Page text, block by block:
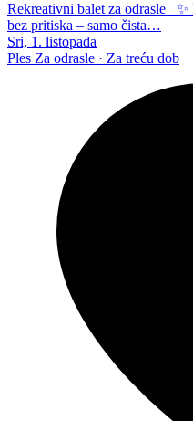
Rekreativni balet za odrasle ✨
bez pritiska – samo čista…
Sri, 1. listopada
Ples Za odrasle · Za treću dob